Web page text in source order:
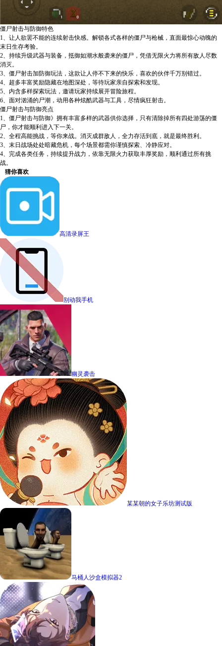
僵尸射击与防御特色
1、让人欲罢不能的连续射击快感。解锁各式各样的僵尸与枪械，直面最惊心动魄的
末日生存考验。
2、持续升级武器与装备，抵御如潮水般袭来的僵尸，凭借无限火力将所有敌人尽数
消灭。
3、僵尸射击加防御玩法，这款让人停不下来的快乐，喜欢的伙伴千万别错过。
4、超多丰富奖励隐藏在地图深处，等待玩家亲自探索和发现。
5、内含多样探索玩法，邀请玩家持续展开冒险旅程。
6、面对汹涌的尸潮，动用各种炫酷武器与工具，尽情疯狂射击。
僵尸射击与防御亮点
1、僵尸射击与防御》拥有丰富多样的武器供你选择，只有清除掉所有四处游荡的僵
尸，你才能顺利进入下一关。
2、全程高能挑战，等你来战。消灭成群敌人，全力存活到底，就是最终胜利。
3、末日战场处处暗藏危机，每个场景都需你谨慎探索、冷静应对。
4、完成各类任务，持续提升战力，依靠无限火力获取丰厚奖励，顺利通过所有挑
战。
猜你喜欢
高清录屏王
别动我手机
幽灵袭击
某某朝的女子乐坊测试版
马桶人沙盒模拟器2